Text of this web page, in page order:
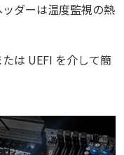
ダーは温度監視の熱
は UEFI を介して簡